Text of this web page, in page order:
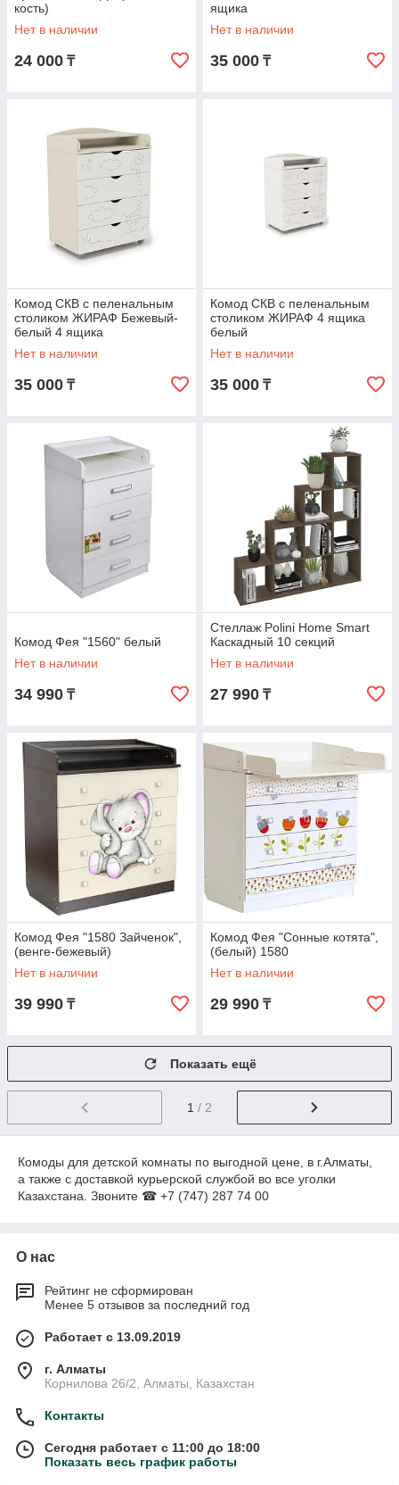
кость)
Нет в наличии
24 000 ₸
ящика
Нет в наличии
35 000 ₸
Комод СКВ с пеленальным
столиком ЖИРАФ Бежевый-
белый 4 ящика
Нет в наличии
35 000 ₸
Комод СКВ с пеленальным
столиком ЖИРАФ 4 ящика
белый
Нет в наличии
35 000 ₸
Комод Фея "1560" белый
Нет в наличии
34 990 ₸
Стеллаж Polini Home Smart
Каскадный 10 секций
Нет в наличии
27 990 ₸
Комод Фея "1580 Зайченок",
(венге-бежевый)
Нет в наличии
39 990 ₸
Комод Фея "Сонные котята",
(белый) 1580
Нет в наличии
29 990 ₸
Показать ещё
1 / 2
Комоды для детской комнаты по выгодной цене, в г.Алматы,
а также с доставкой курьерской службой во все уголки
Казахстана. Звоните ☎ +7 (747) 287 74 00
О нас
Рейтинг не сформирован
Менее 5 отзывов за последний год
Работает с 13.09.2019
г. Алматы
Корнилова 26/2, Алматы, Казахстан
Контакты
Сегодня работает с 11:00 до 18:00
Показать весь график работы